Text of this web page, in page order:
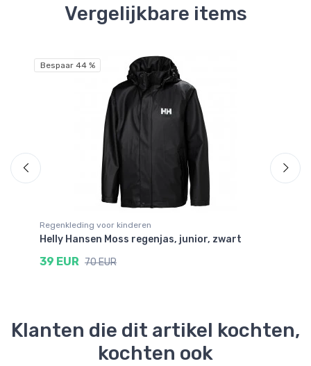
Vergelijkbare items
Bespaar 44 %
Regenkleding voor kinderen
Helly Hansen Moss regenjas, junior, zwart
39 EUR 70 EUR
Klanten die dit artikel kochten,
kochten ook